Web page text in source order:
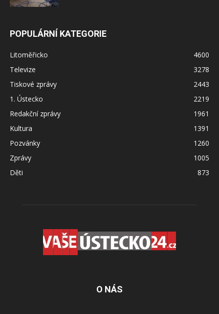
POPULÁRNÍ KATEGORIE
Litoměřicko
4600
Televize
3278
Tiskové zprávy
2443
1. Ústecko
2219
Redakční zprávy
1961
Kultura
1391
Pozvánky
1260
Zprávy
1005
Děti
873
O NÁS